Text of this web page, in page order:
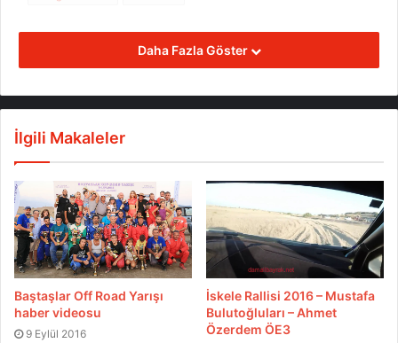
Daha Fazla Göster
İlgili Makaleler
Baştaşlar Off Road Yarışı
haber videosu
9 Eylül 2016
İskele Rallisi 2016 – Mustafa
Bulutoğluları – Ahmet
Özerdem ÖE3